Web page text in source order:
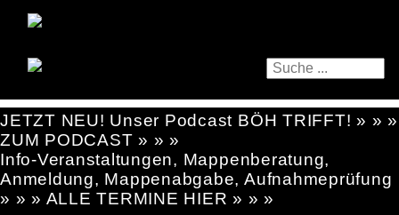
JETZT NEU! Unser Podcast BÖH TRIFFT! » » »
ZUM PODCAST » » »
Info-Veranstaltungen, Mappenberatung,
Anmeldung, Mappenabgabe, Aufnahmeprüfung
» » » ALLE TERMINE HIER » » »